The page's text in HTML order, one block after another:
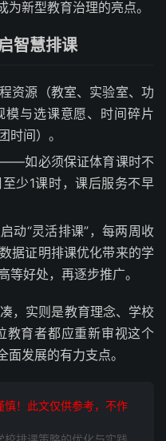
为新型教育治理的亮点。
智慧排课
资源（教室、实验室、功
与选课意愿、时间碎片
时间）。
——如必须保证体育课时不
少1课时，课后服务不早
动“灵活排课”，每两周收
据证明排课优化带来的学
等好处，再逐步推广。
，实则是教育理念、学校
教育者都应重新审视这个
面发展的有力支点。
！此文仅供参考，不作